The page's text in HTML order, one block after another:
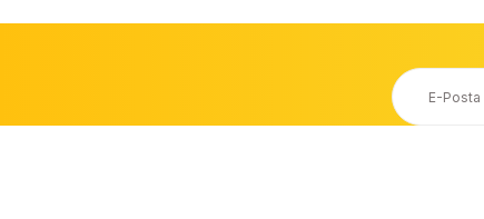
Taksit Seçeneği